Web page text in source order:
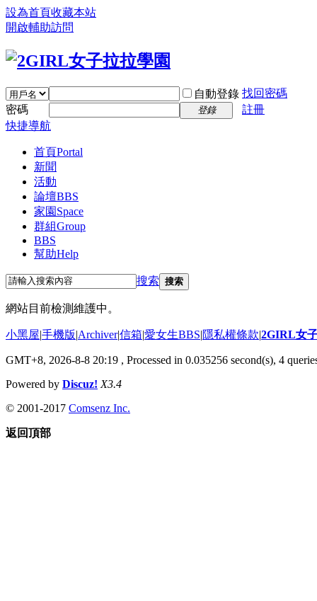
設為首頁收藏本站
開啟輔助訪問
自動登錄 找回密碼
密碼
登錄
註冊
快捷導航
首頁Portal
新聞
活動
論壇BBS
家園 Space
群組Group
BBS
幫助Help
搜索 搜索
網站目前檢測維護中。
小黑屋|手機版|Archiver|信箱|愛女生BBS|隱私權條款|2GIRL女
GMT+8, 2026-8-8 20:19 , Processed in 0.035256 second(s), 4
Powered by Discuz! X3.4
© 2001-2017 Comsenz Inc.
返回頂部